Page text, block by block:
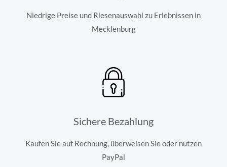
Niedrige Preise und Riesenauswahl zu Erlebnissen in
Mecklenburg
Sichere Bezahlung
Kaufen Sie auf Rechnung, überweisen Sie oder nutzen
PayPal